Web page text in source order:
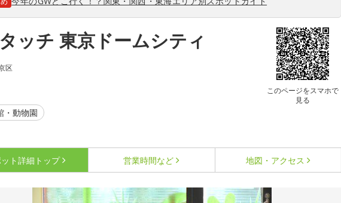
ッチ 東京ドームシティ
このページをスマホで
見る
区
・動物園
ト詳細 トップ 営業時間など 地図・アクセス